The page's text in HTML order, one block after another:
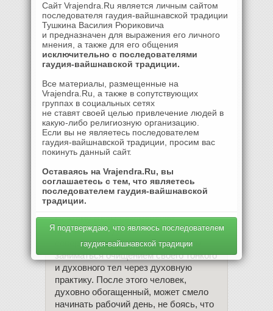
крушениями и разочарованиями.
Знание о гунах природы, позволяет
нам легко понять качество любого
феномена. Приведем еще несколько
примеров того, как разные гуны
Время суток: утро с 4 до 10 – это
время гуны благости. В это время
происходит пробуждение, оно
благоприятно для молитвы, изучения
священных писаний, медитации,
занятий йогой. С 10 утра до 22 часов –
это время влияния гуны страсти. В
это время осуществляется активная
деятельность. С 22 до 4 утра – время
влияния гуны невежества. Это время
сна – погружения в самозабвение.
Поэтому Веды рекомендуют
просыпаться до восхода солнца,
совершать омовение тела, а затем
заниматься очищением своего тонкого
и духовного тел через духовную
практику. После этого человек,
духовно обогащенный, может смело
начинать рабочий день, не боясь, что
Сайт Vrajendra.Ru является личным сайтом
последователя гаудия-вайшнавской традиции
Тушкина Василия Рюриковича
и предназначен для выражения его личного
мнения, а также для его общения
исключительно с последователями
гаудия-вайшнавской традиции.
Все материалы, размещенные на
Vrajendra.Ru, а также в сопутствующих
группах в социальных сетях
не ставят своей целью привлечение людей в
какую-либо религиозную организацию.
Если вы не являетесь последователем
гаудия-вайшнавской традиции, просим вас
покинуть данный сайт.
Оставаясь на Vrajendra.Ru, вы
соглашаетесь с тем, что являетесь
последователем гаудия-вайшнавской
традиции.
Я подтверждаю, что являюсь последователем
гаудия-вайшнавской традиции